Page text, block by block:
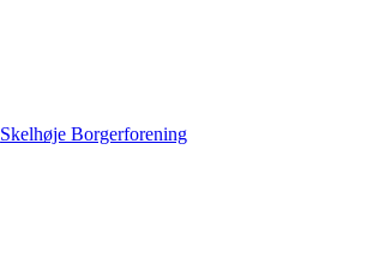
Skelhøje Borgerforening